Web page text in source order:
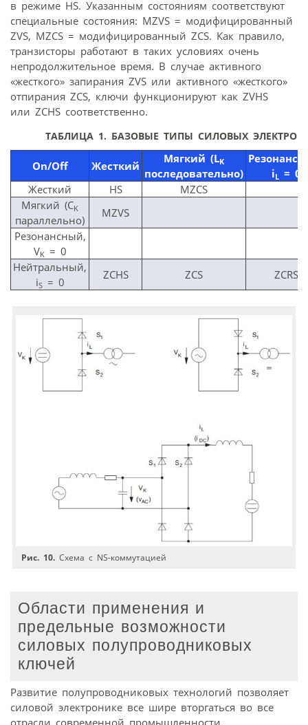
в режиме HS. Указанным состояниям соответствуют
специальные состояния: MZVS = модифицированный
ZVS, MZСS = модифицированный ZСS. Как правило,
транзисторы работают в таких условиях очень
непродолжительное время. В случае активного
«жесткого» запирания ZVS или активного «жесткого»
отпирания ZСS, ключи функционируют как ZVHS
или ZCHS соответственно.
ТАБЛИЦА 1. БАЗОВЫЕ ТИПЫ СИЛОВЫХ
On/Off Жесткий
Мягкий (LK
последовательно)
iL = 0
Жесткий
HS
MZCS
Мягкий (CK
параллельно)
MZVS
Резонансный,
VK= 0
Нейтральный,
iS = 0
ZCHS ZCS ZCRS
Рис. 10. Схема с NS-коммутацией
Области применения и
предельные возможности
силовых полупроводниковых
ключей
Развитие полупроводниковых технологий позволяет
силовой электронике все шире вторгаться во все
отрасли современной промышленности.